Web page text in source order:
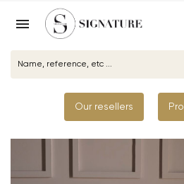

Our resellers